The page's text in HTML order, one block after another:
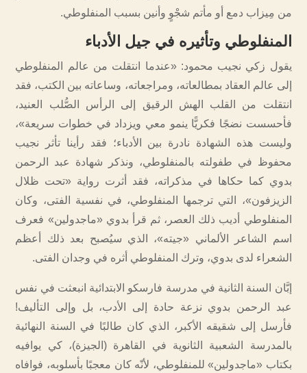
من مِيزاب دمع أو مأتم شجْوٍ وأنين بسبب المنفلوطي.
المنفلوطي وتأثيره في جيل الأدباء
يقول زكي نجيب محمود: «‏عندما انتقلت من عالم المنفلوطي
إلى عالم العقاد بمطالعاته، ومراجعاته، وساعاته بين الكتب، فقد
انتقلت من القلب الهش الرقيق إلى الرأس الصُّلب العنيد،
فأحسست نضجًا فكريًّا ينمو معي ويزداد في خطوات سريعة»،
وليست هذه الشهادة نادرة بين الأدباء؛ فقد رأينا تأثر نجيب
محفوظ في طفولته بالمنفلوطي، ونذكر شهادة عبد الرحمن
بدوي كما حكاها في مذكراته، فقد أثرت رواية «تحت ظلال
الزيزفون»، التي ترجمها المنفلوطي، في نفسية الفتى، وكان
المنفلوطي أديب ذلك العصر، ثم قرأ بدوي «ماجدولين» فعرف
اسم الشاعر الألماني «جيته»، الذي سيُصبح بعد ذلك أعظم
الشعراء لدى بدوي، وترك المنفلوطي أثره في وجدان الفتى.
إبَّان السنة الثانية في مدرسة فارسكو الابتدائية انبعثت في نفس
عبد الرحمن بدوي نزعة حادة إلى الأدب، بل وإلى التأليف!
فأرسل إلى شقيقه الأكبر، الذي كان طالبًا في السنة النهائية
بالمدرسة الشعبية الثانوية في القاهرة (الجيزة)، كي يوافيه
بكتاب «ماجدولين» للمنفلوطي، لأنّه كان معجبًا بأسلوبه، فوافاه